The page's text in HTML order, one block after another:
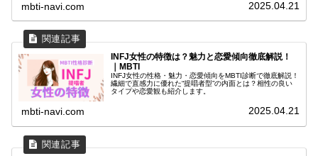
mbti-navi.com 2025.04.21
INFJ女性の特徴は？魅力と恋愛傾向徹底解説！
｜MBTI
INFJ女性の性格・魅力・恋愛傾向をMBTI診断で徹底解説！
繊細で直感力に優れた“提唱者型”の内面とは？相性の良い
タイプや恋愛観も紹介します。
mbti-navi.com 2025.04.21